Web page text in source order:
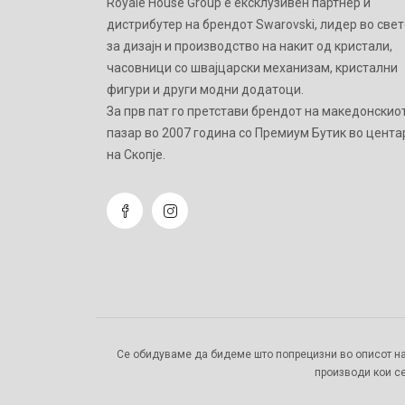
дистрибутер на брендот Swarovski, лидер во
за дизајн и производство на накит од кристали,
часовници со швајцарски механизам, кристални
фигури и други модни додатоци.
Зa прв пат го претстави брендот на
пазар во 2007 година со Премиум Бутик во
на Скопје.
Се обидуваме да бидеме што попрецизни во описот
производи кои